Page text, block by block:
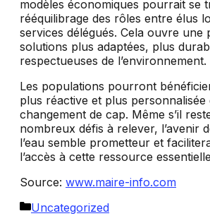
modèles économiques pourrait se
rééquilibrage des rôles entre élus
services délégués. Cela ouvre une
solutions plus adaptées, plus
respectueuses de l’environnement.
Les populations pourront
plus réactive et plus personnalisée
changement de cap. Même s’il
nombreux défis à relever, l’avenir
l’eau semble prometteur et
l’accès à cette ressource
Source: www.maire-info.com
Catégories
Uncategorized